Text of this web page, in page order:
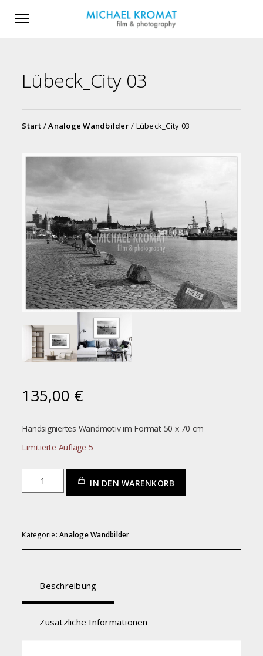
Lübeck_City 03
Start /Analoge Wandbilder/ Lübeck_City 03
135,00 €
Handsigniertes Wandmotiv im Format 50 x 70 cm
Limitierte Auflage 5
Lübeck_City
03
IN DEN WARENKORB
Kategorie:Analoge Wandbilder
Beschreibung
Zusätzliche Informationen